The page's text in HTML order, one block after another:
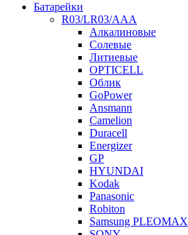
Батарейки
R03/LR03/AAA
Алкалиновые
Солевые
Литиевые
OPTICELL
Облик
GoPower
Ansmann
Camelion
Duracell
Energizer
GP
HYUNDAI
Kodak
Panasonic
Robiton
Samsung PLEOMAX